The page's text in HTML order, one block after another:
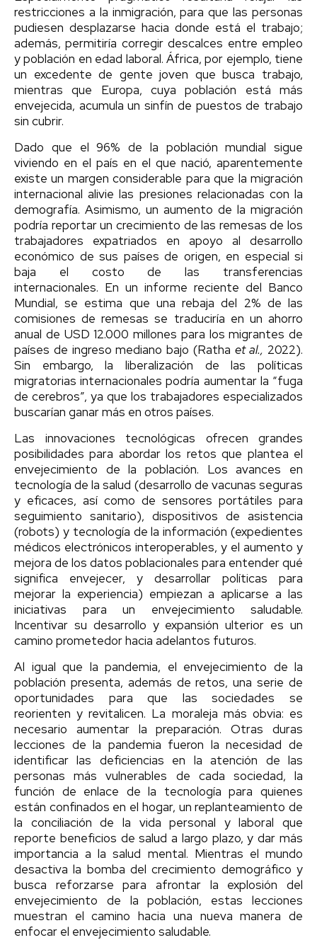
restricciones a la inmigración, para que las personas
pudiesen desplazarse hacia donde está el trabajo;
además, permitiría corregir descalces entre empleo
y población en edad laboral. África, por ejemplo, tiene
un excedente de gente joven que busca trabajo,
mientras que Europa, cuya población está más
envejecida, acumula un sinfín de puestos de trabajo
sin cubrir.
Dado que el 96% de la población mundial sigue
viviendo en el país en el que nació, aparentemente
existe un margen considerable para que la migración
internacional alivie las presiones relacionadas con la
demografía. Asimismo, un aumento de la migración
podría reportar un crecimiento de las remesas de los
trabajadores expatriados en apoyo al desarrollo
económico de sus países de origen, en especial si
baja el costo de las transferencias
internacionales. En un informe reciente del Banco
Mundial, se estima que una rebaja del 2% de las
comisiones de remesas se traduciría en un ahorro
anual de USD 12.000 millones para los migrantes de
países de ingreso mediano bajo (Ratha et al., 2022).
Sin embargo, la liberalización de las políticas
migratorias internacionales podría aumentar la “fuga
de cerebros”, ya que los trabajadores especializados
buscarían ganar más en otros países.
Las innovaciones tecnológicas ofrecen grandes
posibilidades para abordar los retos que plantea el
envejecimiento de la población. Los avances en
tecnología de la salud (desarrollo de vacunas seguras
y eficaces, así como de sensores portátiles para
seguimiento sanitario), dispositivos de asistencia
(robots) y tecnología de la información (expedientes
médicos electrónicos interoperables, y el aumento y
mejora de los datos poblacionales para entender qué
significa envejecer, y desarrollar políticas para
mejorar la experiencia) empiezan a aplicarse a las
iniciativas para un envejecimiento saludable.
Incentivar su desarrollo y expansión ulterior es un
camino prometedor hacia adelantos futuros.
Al igual que la pandemia, el envejecimiento de la
población presenta, además de retos, una serie de
oportunidades para que las sociedades se
reorienten y revitalicen. La moraleja más obvia: es
necesario aumentar la preparación. Otras duras
lecciones de la pandemia fueron la necesidad de
identificar las deficiencias en la atención de las
personas más vulnerables de cada sociedad, la
función de enlace de la tecnología para quienes
están confinados en el hogar, un replanteamiento de
la conciliación de la vida personal y laboral que
reporte beneficios de salud a largo plazo, y dar más
importancia a la salud mental. Mientras el mundo
desactiva la bomba del crecimiento demográfico y
busca reforzarse para afrontar la explosión del
envejecimiento de la población, estas lecciones
muestran el camino hacia una nueva manera de
enfocar el envejecimiento saludable.